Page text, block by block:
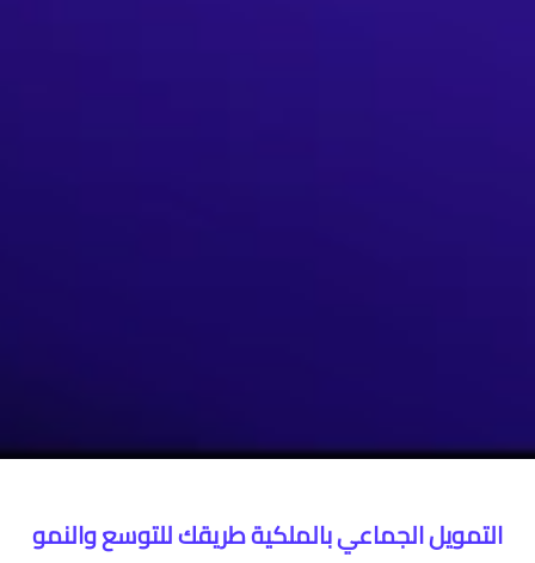
التمويل الجماعي بالملكية طريقك للتوسع والنمو